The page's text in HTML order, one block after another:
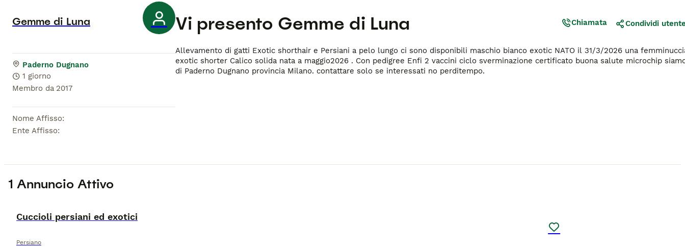
Gemme di Luna
Paderno Dugnano
1 giorno
Membro da 2017
Nome Affisso:
Ente Affisso:
Vi presento Gemme di Luna Chiamata Condividi
Allevamento di gatti Exotic shorthair e Persiani a pelo lungo ci sono disponibili maschio bianco exotic NATO il 31/3/2026 una
exotic shorter Calico solida nata a maggio2026 . Con pedigree Enfi 2 vaccini ciclo sverminazione certificato buona salute microchip
di Paderno Dugnano provincia Milano. contattare solo se interessati no perditempo.
1 Annuncio Attivo
Cuccioli persiani ed exotici
Persiano